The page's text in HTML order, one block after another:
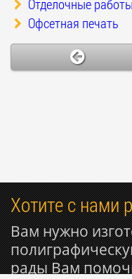
Отделочные работы
Офсетная печать
Хотите с нами
Вам нужно
рады Вам